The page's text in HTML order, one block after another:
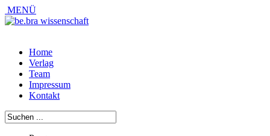
MENÜ
Home
Verlag
Team
Impressum
Kontakt